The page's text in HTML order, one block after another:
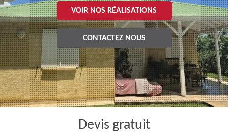
VOIR NOS RÉALISATIONS
CONTACTEZ NOUS
Devis gratuit